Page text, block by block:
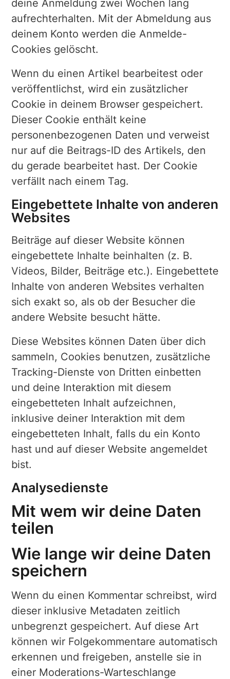
deine Anmeldung zwei Wochen lang
aufrechterhalten. Mit der Abmeldung aus
deinem Konto werden die Anmelde-
Cookies gelöscht.
Wenn du einen Artikel bearbeitest oder
veröffentlichst, wird ein zusätzlicher
Cookie in deinem Browser gespeichert.
Dieser Cookie enthält keine
personenbezogenen Daten und verweist
nur auf die Beitrags-ID des Artikels, den
du gerade bearbeitet hast. Der Cookie
verfällt nach einem Tag.
Eingebettete Inhalte von anderen
Websites
Beiträge auf dieser Website können
eingebettete Inhalte beinhalten (z. B.
Videos, Bilder, Beiträge etc.). Eingebettete
Inhalte von anderen Websites verhalten
sich exakt so, als ob der Besucher die
andere Website besucht hätte.
Diese Websites können Daten über dich
sammeln, Cookies benutzen, zusätzliche
Tracking-Dienste von Dritten einbetten
und deine Interaktion mit diesem
eingebetteten Inhalt aufzeichnen,
inklusive deiner Interaktion mit dem
eingebetteten Inhalt, falls du ein Konto
hast und auf dieser Website angemeldet
bist.
Analysedienste
Mit wem wir deine Daten
teilen
Wie lange wir deine Daten
speichern
Wenn du einen Kommentar schreibst, wird
dieser inklusive Metadaten zeitlich
unbegrenzt gespeichert. Auf diese Art
können wir Folgekommentare automatisch
erkennen und freigeben, anstelle sie in
einer Moderations-Warteschlange